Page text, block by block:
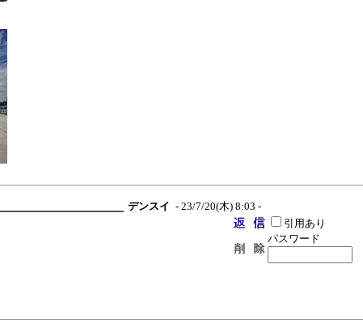
デンスイ - 23/7/20(木) 8:03 -
引用あり
パスワード